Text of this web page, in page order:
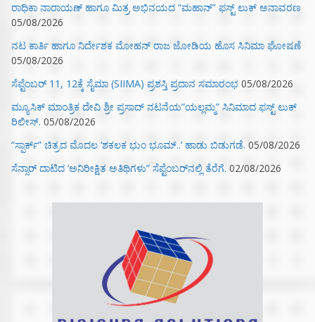
ರಾಧಿಕಾ ನಾರಾಯಣ್ ಹಾಗೂ ಮಿತ್ರ ಅಭಿನಯದ “ಮಹಾನ್” ಫಸ್ಟ್ ಲುಕ್ ಅನಾವರಣ
05/08/2026
ನಟ ಕಾರ್ತಿ ಹಾಗೂ ನಿರ್ದೇಶಕ ಮೋಹನ್ ರಾಜ ಜೋಡಿಯ ಹೊಸ ಸಿನಿಮಾ ಘೋಷಣೆ
05/08/2026
ಸೆಪ್ಟೆಂಬರ್ 11, 12ಕ್ಕೆ ಸೈಮಾ (SIIMA) ಪ್ರಶಸ್ತಿ ಪ್ರದಾನ ಸಮಾರಂಭ 05/08/2026
ಮ್ಯೂಸಿಕ್‌ ಮಾಂತ್ರಿಕ ದೇವಿ ಶ್ರೀ ಪ್ರಸಾದ್ ನಟನೆಯ”ಯಲ್ಲಮ್ಮ” ಸಿನಿಮಾದ ಫಸ್ಟ್‌ ಲುಕ್‌
ರಿಲೀಸ್. 05/08/2026
“ಸ್ಪಾರ್ಕ್” ಚಿತ್ರದ ಮೊದಲ‌ ‘ಶಕಲಕ ಭುಂ‌ ಭೂಮ್..’ ಹಾಡು ಬಿಡುಗಡೆ. 05/08/2026
ಸೆನ್ಸಾರ್ ದಾಟಿದ ‘ಅನಿರೀಕ್ಷಿತ ಅತಿಥಿಗಳು” ಸೆಪ್ಟೆಂಬರ್‌ನಲ್ಲಿ ತೆರೆಗೆ. 02/08/2026